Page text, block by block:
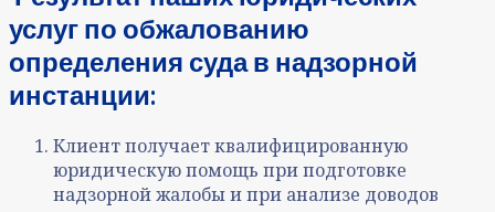
услуг по обжалованию
определения суда в надзорной
инстанции:
Клиент получает квалифицированную
юридическую помощь при подготовке
надзорной жалобы и при анализе доводов